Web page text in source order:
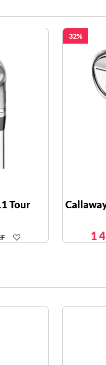
Tour
32
1